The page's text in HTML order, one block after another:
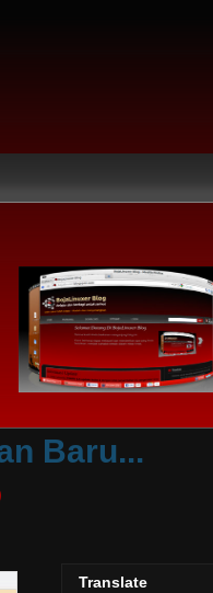
Baru...
Translate